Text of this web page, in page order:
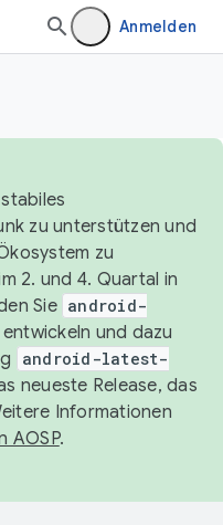
Anmelden
zu unterstützen und
zu
2. und 4. Quartal in
Sie android-
entwickeln und dazu
android-latest-
neueste Release, das
Informationen
AOSP.